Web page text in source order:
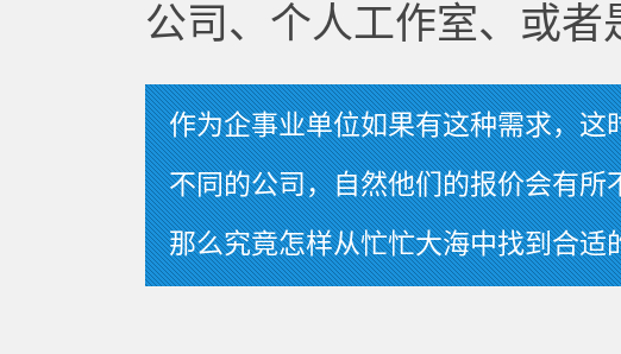
公司、个人工作室、或者
作为企事业单位如果有这种需求，这
不同的公司，自然他们的报价会有所
那么究竟怎样从忙忙大海中找到合适